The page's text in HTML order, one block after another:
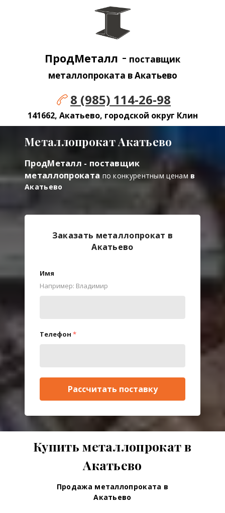
ПродМеталл - поставщик
металлопроката в Акатьево
8 (985) 114-26-98
141662, Акатьево, городской округ Клин
Металлопрокат Акатьево
ПродМеталл - поставщик
металлопроката по конкурентным ценам в
Акатьево
Заказать металлопрокат в
Акатьево
Имя
Например: Владимир
Телефон *
Рассчитать поставку
Купить металлопрокат в
Акатьево
Продажа металлопроката в
Акатьево